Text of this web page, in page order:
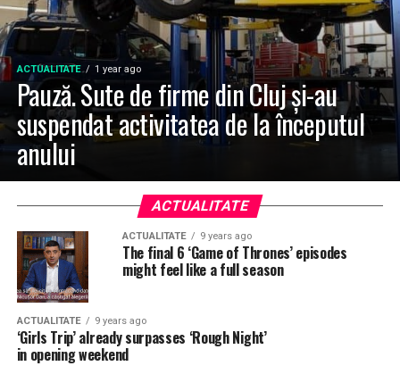
ACTUALITATE 1 year ago
Pauză. Sute de firme din Cluj și-au
suspendat activitatea de la începutul
anului
ACTUALITATE
ACTUALITATE 9 years ago
The final 6 ‘Game of Thrones’ episodes
might feel like a full season
ACTUALITATE 9 years ago
‘Girls Trip’ already surpasses ‘Rough Night’
in opening weekend